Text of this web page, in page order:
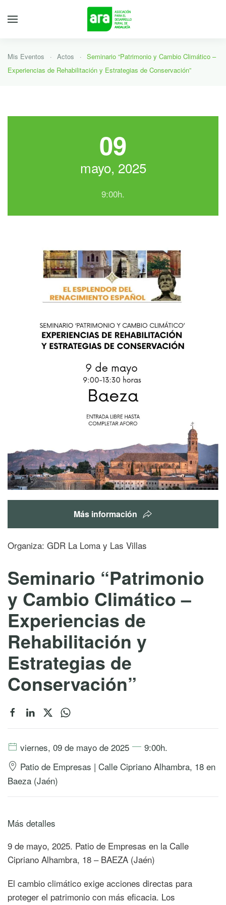
Mis Eventos Actos
Seminario “Patrimonio y Cambio Climático –
Experiencias de Rehabilitación y Estrategias de Conservación”
09
mayo, 2025
9:00h.
Más información
Organiza: GDR La Loma y Las Villas
Seminario “Patrimonio
y Cambio Climático –
Experiencias de
Rehabilitación y
Estrategias de
Conservación”
viernes, 09 de mayo de 2025
9:00h.
Patio de Empresas | Calle Cipriano Alhambra, 18 en
Baeza (Jaén)
Más detalles
9 de mayo, 2025. Patio de Empresas en la Calle
Cipriano Alhambra, 18 – BAEZA (Jaén)
El cambio climático exige acciones directas para
proteger el patrimonio con más eficacia. Los